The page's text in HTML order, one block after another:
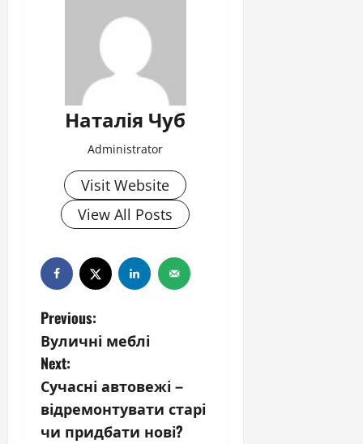
Наталія Чуб
Administrator
Visit Website
View All Posts
P
o
s
t
Previous:
Вуличні меблі
Next:
Сучасні автовежі –
відремонтувати старі
чи придбати нові?